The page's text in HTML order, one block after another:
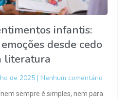
infantis:
desde cedo
literatura
de 2025 Nenhum comentário
sempre é simples, nem para